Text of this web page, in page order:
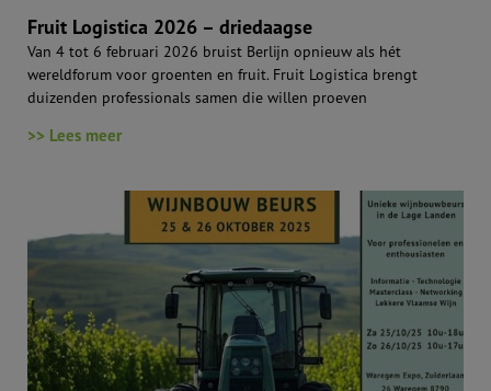
Fruit Logistica 2026 – driedaagse
Van 4 tot 6 februari 2026 bruist Berlijn opnieuw als hét
wereldforum voor groenten en fruit. Fruit Logistica brengt
duizenden professionals samen die willen proeven
>> Lees meer